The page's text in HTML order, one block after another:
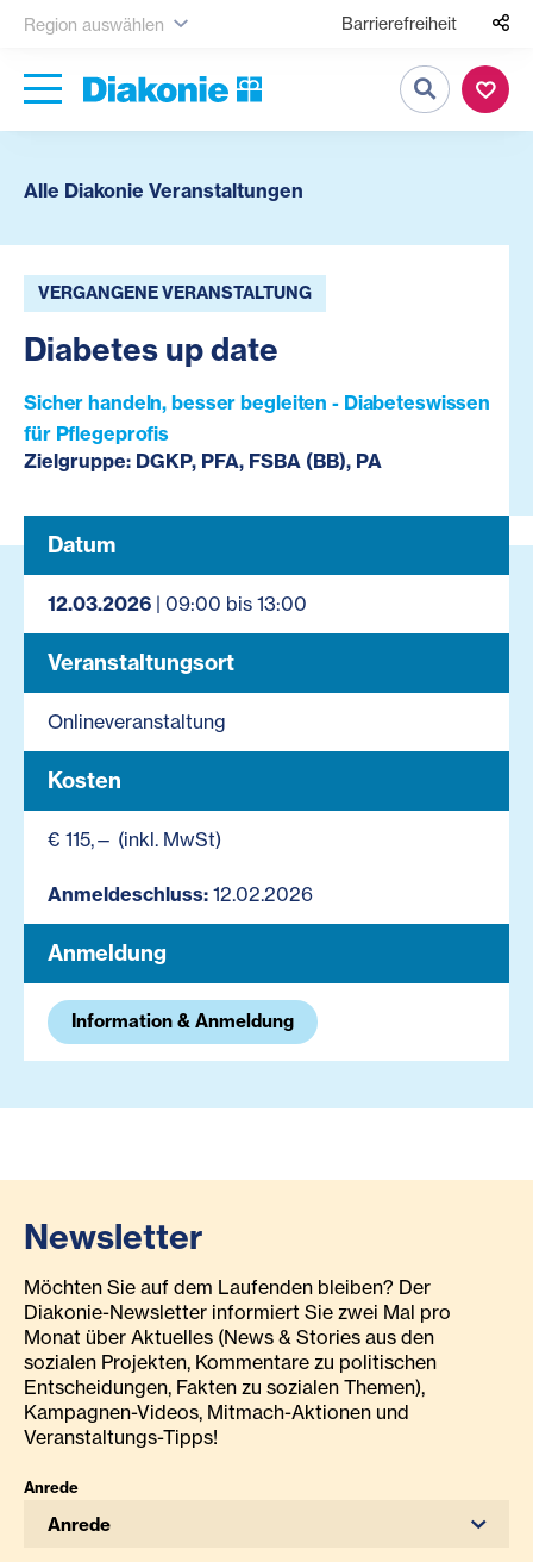
Region auswählen Barrierefreiheit
Suche
Alle Diakonie Veranstaltungen
VERGANGENE VERANSTALTUNG
Diabetes up date
Sicher handeln, besser begleiten - Diabeteswissen
für Pflegeprofis
Zielgruppe: DGKP, PFA, FSBA (BB), PA
Datum
12.03.2026 | 09:00 bis 13:00
Veranstaltungsort
Onlineveranstaltung
Kosten
€ 115,— (inkl. MwSt)
Anmeldeschluss: 12.02.2026
Anmeldung
Information & Anmeldung
Newsletter
Möchten Sie auf dem Laufenden bleiben? Der
Diakonie-Newsletter informiert Sie zwei Mal pro
Monat über Aktuelles (News & Stories aus den
sozialen Projekten, Kommentare zu politischen
Entscheidungen, Fakten zu sozialen Themen),
Kampagnen-Videos, Mitmach-Aktionen und
Veranstaltungs-Tipps!
Anrede
Anrede